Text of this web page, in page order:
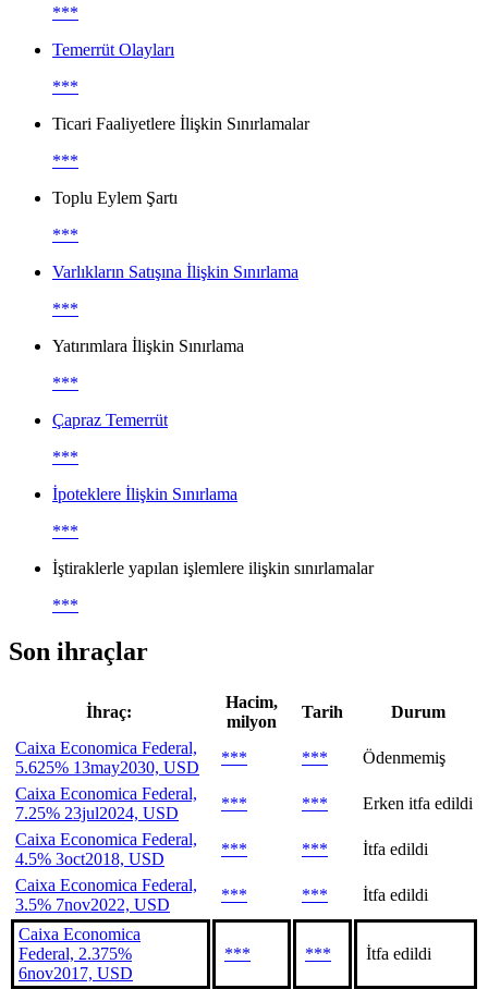
***
Temerrüt Olayları
***
Ticari Faaliyetlere İlişkin Sınırlamalar
***
Toplu Eylem Şartı
***
Varlıkların Satışına İlişkin Sınırlama
***
Yatırımlara İlişkin Sınırlama
***
Çapraz Temerrüt
***
İpoteklere İlişkin Sınırlama
***
İştiraklerle yapılan işlemlere ilişkin sınırlamalar
***
Son ihraçlar
İhraç:
Hacim,
milyon
Tarih
Durum
Caixa Economica Federal,
5.625% 13may2030, USD
*** ***
Ödenmemiş
Caixa Economica Federal,
7.25% 23jul2024, USD
*** ***
Erken itfa edildi
Caixa Economica Federal,
4.5% 3oct2018, USD
*** ***
İtfa edildi
Caixa Economica Federal,
3.5% 7nov2022, USD
*** *** İtfa edildi
Caixa Economica
Federal, 2.375%
6nov2017, USD
*** *** İtfa edildi